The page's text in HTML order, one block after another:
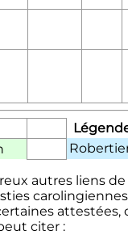
autres liens
attestées,
citer :